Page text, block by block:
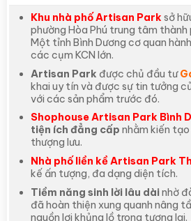
Khu nhà phố Artisan Park sở
phường Hòa Phú trung tâm thành
Một tỉnh Bình Dương cơ quan
các cụm KCN lớn.
Artisan Park được chủ đầu tư
khai uy tín và được sự tin tưởng
với các sản phẩm trước đó.
Shophouse Artisan Park Bình
tiện ích đẳng cấp nhằm kiến
thượng lưu.
Nhà phố liền kề Artisan Park
kế ấn tượng, đa dạng diện tích.
Tiềm năng sinh lời lâu dàinhờ
đã hoàn thiện xung quanh nâng
nguồn lợi khủng lồ trong tương lai.